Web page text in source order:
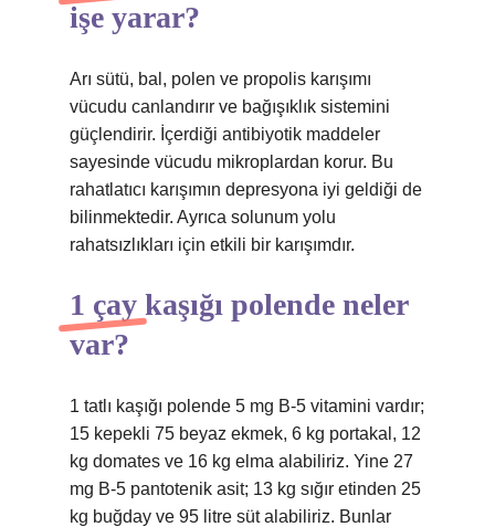
işe yarar?
Arı sütü, bal, polen ve propolis karışımı
vücudu canlandırır ve bağışıklık sistemini
güçlendirir. İçerdiği antibiyotik maddeler
sayesinde vücudu mikroplardan korur. Bu
rahatlatıcı karışımın depresyona iyi geldiği de
bilinmektedir. Ayrıca solunum yolu
rahatsızlıkları için etkili bir karışımdır.
1 çay kaşığı polende neler
var?
1 tatlı kaşığı polende 5 mg B-5 vitamini vardır;
15 kepekli 75 beyaz ekmek, 6 kg portakal, 12
kg domates ve 16 kg elma alabiliriz. Yine 27
mg B-5 pantotenik asit; 13 kg sığır etinden 25
kg buğday ve 95 litre süt alabiliriz. Bunlar